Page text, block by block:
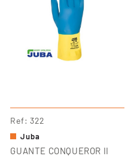
Ref 322
Juba
GUANTE CONQUEROR II